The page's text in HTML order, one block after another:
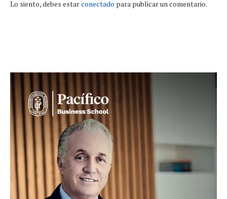
Lo siento, debes estarconectado para publicar un comentario.